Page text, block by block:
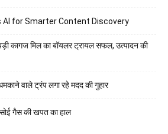
AI for Smarter Content Discovery
कागज मिल का बॉयलर ट्रायल सफल, उत्पादन की
वाले ट्रंप लगा रहे मदद की गुहार
गैस की खपत का हाल